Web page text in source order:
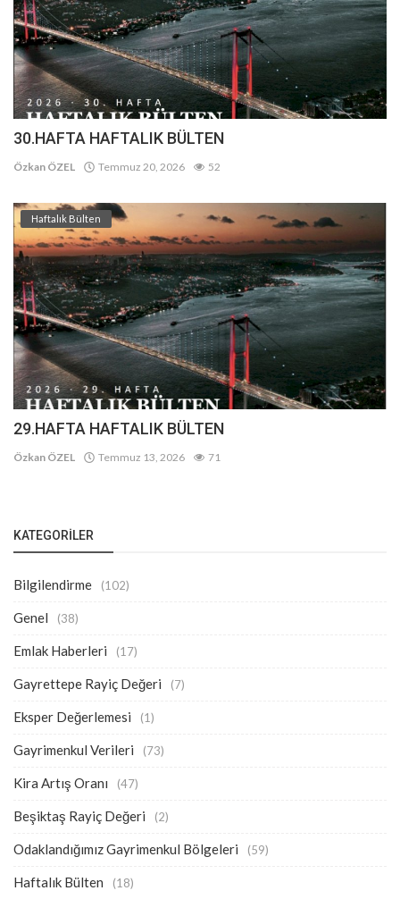
30.HAFTA HAFTALIK BÜLTEN
Özkan ÖZEL Temmuz 20, 2026 52
Haftalık Bülten
29.HAFTA HAFTALIK BÜLTEN
Özkan ÖZEL Temmuz 13, 2026 71
KATEGORILER
Bilgilendirme (102)
Genel (38)
Emlak Haberleri (17)
Gayrettepe Rayiç Değeri (7)
Eksper Değerlemesi (1)
Gayrimenkul Verileri (73)
Kira Artış Oranı (47)
Beşiktaş Rayiç Değeri (2)
Odaklandığımız Gayrimenkul Bölgeleri (59)
Haftalık Bülten (18)